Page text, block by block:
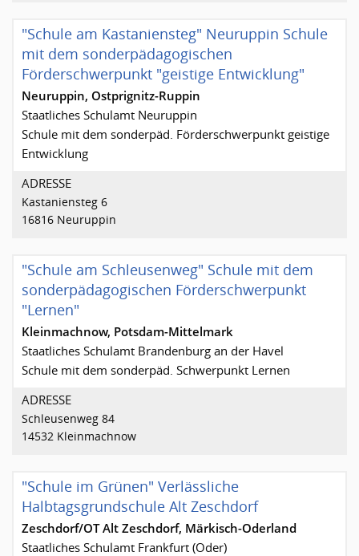
"Schule am Kastaniensteg" Neuruppin Schule
mit dem sonderpädagogischen
Förderschwerpunkt "geistige Entwicklung"
Neuruppin, Ostprignitz-Ruppin
Staatliches Schulamt Neuruppin
Schule mit dem sonderpäd. Förderschwerpunkt geistige
Entwicklung
ADRESSE
Kastaniensteg 6
16816 Neuruppin
"Schule am Schleusenweg" Schule mit dem
sonderpädagogischen Förderschwerpunkt
"Lernen"
Kleinmachnow, Potsdam-Mittelmark
Staatliches Schulamt Brandenburg an der Havel
Schule mit dem sonderpäd. Schwerpunkt Lernen
ADRESSE
Schleusenweg 84
14532 Kleinmachnow
"Schule im Grünen" Verlässliche
Halbtagsgrundschule Alt Zeschdorf
Zeschdorf/OT Alt Zeschdorf, Märkisch-Oderland
Staatliches Schulamt Frankfurt (Oder)